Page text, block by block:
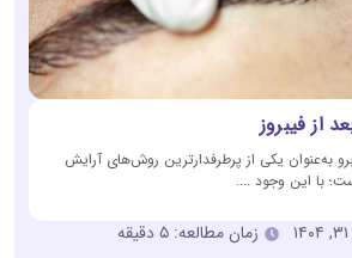
از فیبروز
به‌عنوان یکی از پرطرفدارترین روش‌های آرایش
با این وجود ....
زمان مطالعه: ۵ دقیقه